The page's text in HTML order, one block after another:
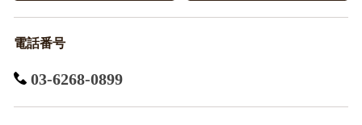
電話番号
03-6268-0899